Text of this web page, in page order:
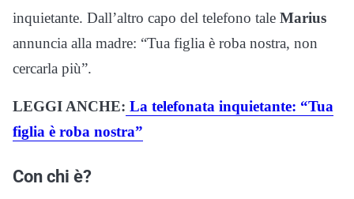
inquietante. Dall’altro capo del telefono tale Marius
annuncia alla madre: “Tua figlia è roba nostra, non
cercarla più”.
LEGGI ANCHE: La telefonata inquietante: “Tua
figlia è roba nostra”
Con chi è?